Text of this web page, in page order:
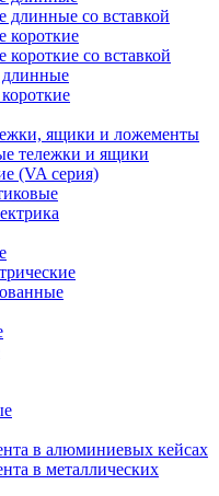
длинные со вставкой
короткие
короткие со вставкой
длинные
ящики и ложементы
тележки и ящики
(VA серия)
в алюминиевых кейсах
в металлических